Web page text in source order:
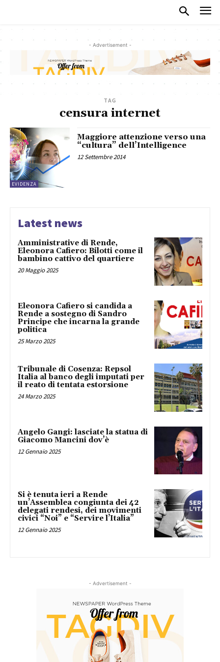
- Advertisement -
TAG
censura internet
EVIDENZA
Maggiore attenzione verso una
“cultura” dell’Intelligence
12 Settembre 2014
Latest news
Amministrative di Rende,
Eleonora Cafiero: Bilotti come il
bambino cattivo del quartiere
20 Maggio 2025
Eleonora Cafiero si candida a
Rende a sostegno di Sandro
Principe che incarna la grande
politica
25 Marzo 2025
Tribunale di Cosenza: Repsol
Italia al banco degli imputati per
il reato di tentata estorsione
24 Marzo 2025
Angelo Gangi: lasciate la statua di
Giacomo Mancini dov’è
12 Gennaio 2025
Si è tenuta ieri a Rende
un’Assemblea congiunta dei 42
delegati rendesi, dei movimenti
civici “Noi” e “Servire l’Italia”
12 Gennaio 2025
- Advertisement -